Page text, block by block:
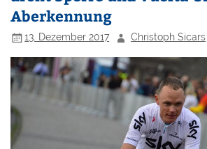
Aberkennung
13. Dezember 2017 Christoph Sicars